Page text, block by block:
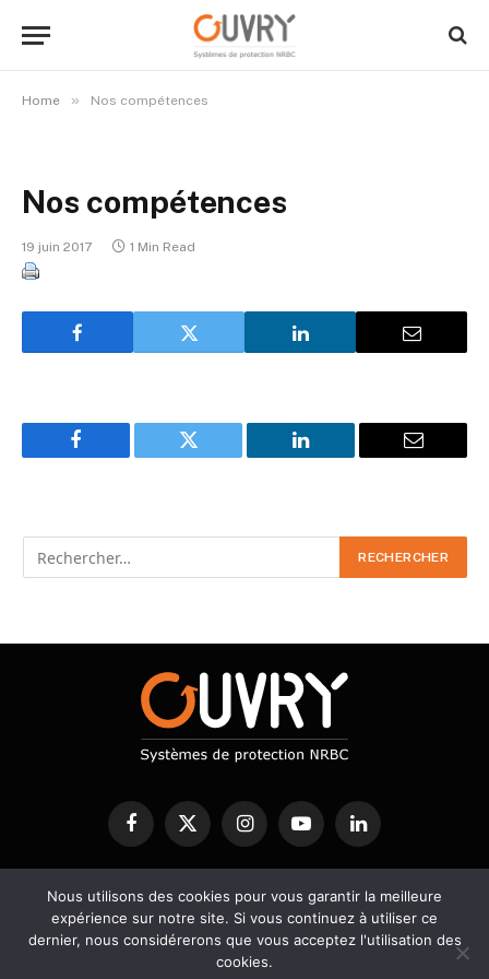
Home » Nos compétences
Nos compétences
19 juin 2017 1 Min Read
Facebook Twitter LinkedIn Email
FacebookX
InstagramYouTubeLinkedIn
PROTECTION NRBC DECONTAMINATION DETECTION
Nous utilisons des cookies pour vous garantir la meilleure
expérience sur notre site. Si vous continuez à utiliser ce
dernier, nous considérerons que vous acceptez l'utilisation des
cookies.